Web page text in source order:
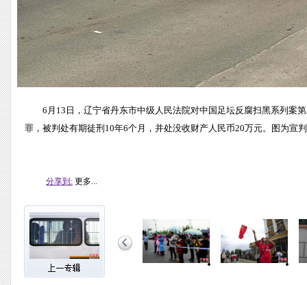
6月13日，辽宁省丹东市中级人民法院对中国足坛反腐扫黑系列案
罪，被判处有期徒刑10年6个月，并处没收财产人民币20万元。图为宣
分享到: 更多...